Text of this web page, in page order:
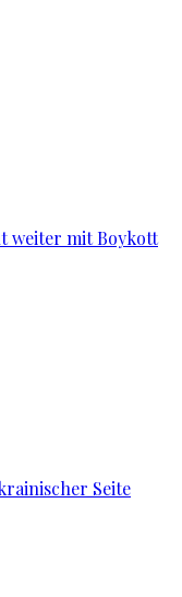
weiter mit Boykott
Seite